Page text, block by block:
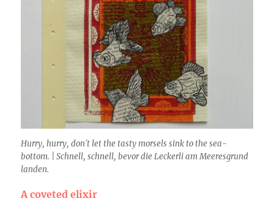
Hurry, hurry, don´t let the tasty morsels sink to the sea-
bottom. | Schnell, schnell, bevor die Leckerli am Meeresgrund
landen.
A coveted elixir